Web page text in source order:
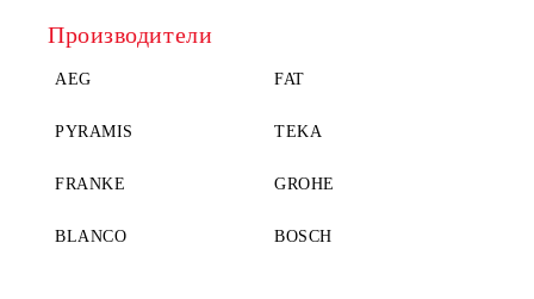
Производители
AEG FAT
PYRAMIS TEKA
FRANKE GROHE
BLANCO BOSCH